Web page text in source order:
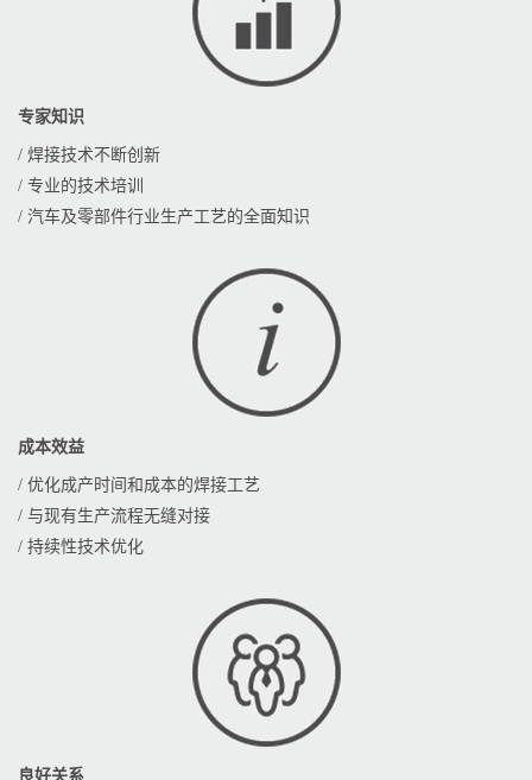
专家知识
/ 焊接技术不断创新
/ 专业的技术培训
/ 汽车及零部件行业生产工艺的全面知识
成本效益
/ 优化成产时间和成本的焊接工艺
/ 与现有生产流程无缝对接
/ 持续性技术优化
良好关系